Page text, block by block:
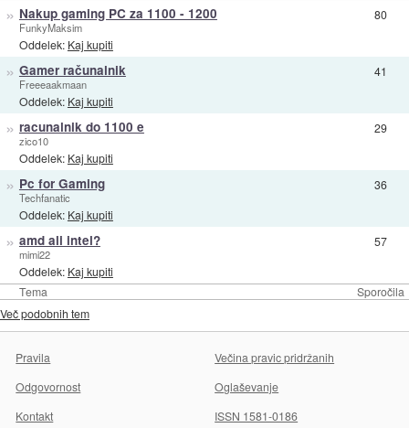
Tema Sporočila
» Nakup gaming PC za 1100 - 1200
FunkyMaksim
Oddelek: Kaj kupiti
80
» Gamer računalnik
Freeeaakmaan
Oddelek: Kaj kupiti
41
» racunalnik do 1100 e
zico10
Oddelek: Kaj kupiti
29
» Pc for Gaming
Techfanatic
Oddelek: Kaj kupiti
36
» amd ali intel?
mimi22
Oddelek: Kaj kupiti
57
Več podobnih tem
Pravila
Večina pravic pridržanih
Odgovornost
Oglaševanje
Kontakt
ISSN 1581-0186